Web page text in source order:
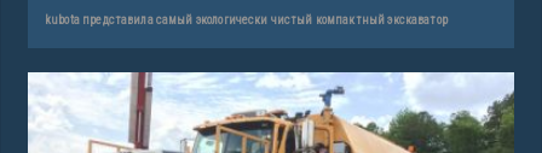
kubota представила самый экологически чистый компактный экскаватор